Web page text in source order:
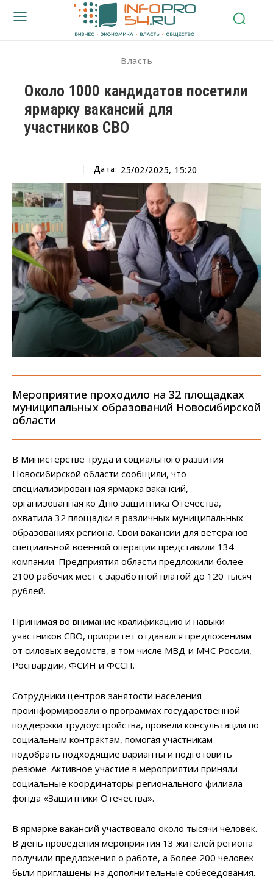
Власть
Около 1000 кандидатов посетили
ярмарку вакансий для
участников СВО
Дата: 25/02/2025, 15:20
Мероприятие проходило на 32 площадках
муниципальных образований Новосибирской
области
В Министерстве труда и социального развития
Новосибирской области сообщили, что
специализированная ярмарка вакансий,
организованная ко Дню защитника Отечества,
охватила 32 площадки в различных муниципальных
образованиях региона. Свои вакансии для ветеранов
специальной военной операции представили 134
компании. Предприятия области предложили более
2100 рабочих мест с заработной платой до 120 тысяч
рублей.
Принимая во внимание квалификацию и навыки
участников СВО, приоритет отдавался предложениям
от силовых ведомств, в том числе МВД и МЧС России,
Росгвардии, ФСИН и ФССП.
Сотрудники центров занятости населения
проинформировали о программах государственной
поддержки трудоустройства, провели консультации по
социальным контрактам, помогая участникам
подобрать подходящие варианты и подготовить
резюме. Активное участие в мероприятии приняли
социальные координаторы регионального филиала
фонда «Защитники Отечества».
В ярмарке вакансий участвовало около тысячи человек.
В день проведения мероприятия 13 жителей региона
получили предложения о работе, а более 200 человек
были приглашены на дополнительные собеседования.